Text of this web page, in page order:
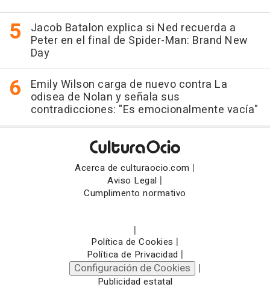
Jacob Batalon explica si Ned recuerda a
Peter en el final de Spider-Man: Brand New
Day
Emily Wilson carga de nuevo contra La
odisea de Nolan y señala sus
contradicciones: "Es emocionalmente vacía"
Acerca de culturaocio.com |
Aviso Legal |
Cumplimento normativo
|
Política de Cookies |
Política de Privacidad |
Configuración de Cookies |
Publicidad estatal